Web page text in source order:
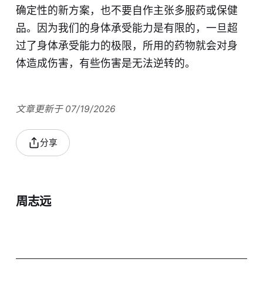
确定性的新方案，也不要自作主张多服药或保健
品。因为我们的身体承受能力是有限的，一旦超
过了身体承受能力的极限，所用的药物就会对身
体造成伤害，有些伤害是无法逆转的。
文章更新于 07/19/2026
分享
周志远